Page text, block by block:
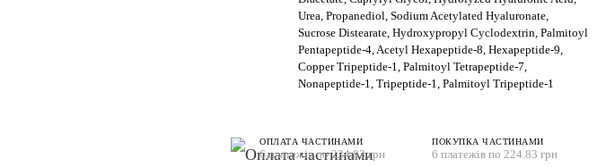
Urea, Propanediol, Sodium Acetylated Hyaluronate,
Sucrose Distearate, Hydroxypropyl Cyclodextrin, Palmitoyl
Pentapeptide-4, Acetyl Hexapeptide-8, Hexapeptide-9,
Copper Tripeptide-1, Palmitoyl Tetrapeptide-7,
Nonapeptide-1, Tripeptide-1, Palmitoyl Tripeptide-1
ОПЛАТА ЧАСТИНАМИ
6 платежів по 224.83 грн
ПОКУПКА ЧАСТИНАМИ
6 платежів по 224.83 грн